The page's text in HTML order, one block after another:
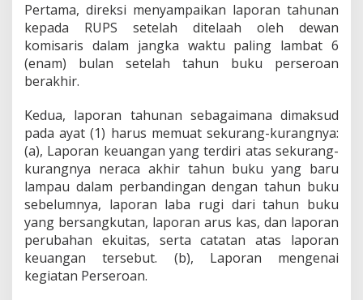
Pertama, direksi menyampaikan laporan tahunan
kepada RUPS setelah ditelaah oleh dewan
komisaris dalam jangka waktu paling lambat 6
(enam) bulan setelah tahun buku perseroan
berakhir.
Kedua, laporan tahunan sebagaimana dimaksud
pada ayat (1) harus memuat sekurang-kurangnya:
(a), Laporan keuangan yang terdiri atas sekurang-
kurangnya neraca akhir tahun buku yang baru
lampau dalam perbandingan dengan tahun buku
sebelumnya, laporan laba rugi dari tahun buku
yang bersangkutan, laporan arus kas, dan laporan
perubahan ekuitas, serta catatan atas laporan
keuangan tersebut. (b), Laporan mengenai
kegiatan Perseroan.